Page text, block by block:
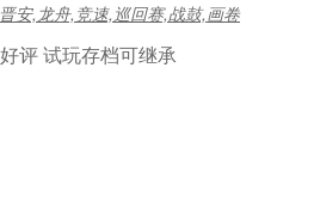
晋安,龙舟,竞速,巡回赛,战鼓,画卷